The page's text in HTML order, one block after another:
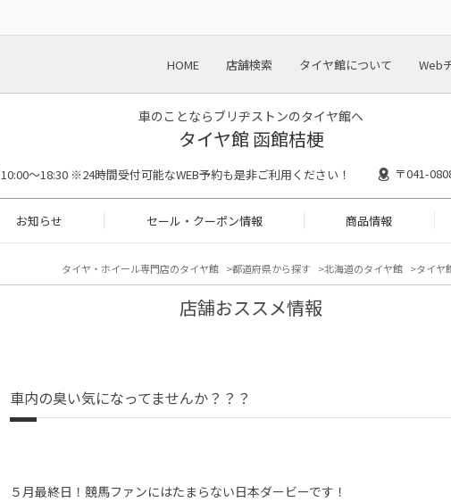
HOME 店舗検索 タイヤ館について Web
車のことならブリヂストンのタイヤ館へ
タイヤ館 函館桔梗
10:00～18:30 ※24時間受付可能なWEB予約も是非ご利用ください！ 〒041-
お知らせ セール・クーポン情報 商品情報
タイヤ・ホイール専門店のタイヤ館 都道府県から探す 北海道のタイヤ館 タイヤ
店舗おススメ情報
車内の臭い気になってませんか？？？
５月最終日！競馬ファンにはたまらない日本ダービーです！